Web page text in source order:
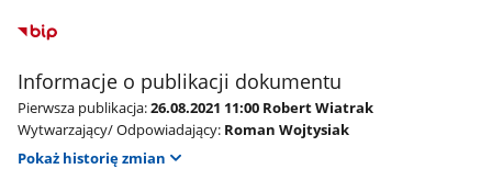
Informacje o publikacji dokumentu
Pierwsza publikacja:26.08.2021 11:00 Robert Wiatrak
Wytwarzający/ Odpowiadający: Roman Wojtysiak
Pokaż historię zmian